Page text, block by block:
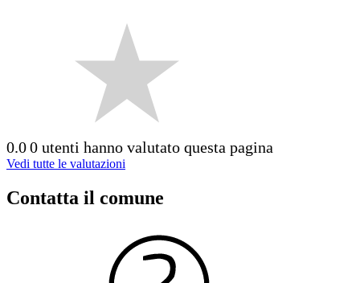
0.00 utenti hanno valutato questa pagina
Vedi tutte le valutazioni
Contatta il comune